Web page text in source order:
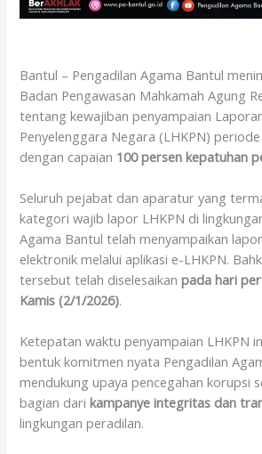
Bantul – Pengadilan Agama Bantul
Badan Pengawasan Mahkamah Agung
tentang kewajiban penyampaian
Penyelenggara Negara (LHKPN)
dengan capaian 100 persen kepatuhan
Seluruh pejabat dan aparatur yang
kategori wajib lapor LHKPN di
Agama Bantul telah menyampaikan
elektronik melalui aplikasi e-LHKPN.
tersebut telah diselesaikanpada hari
Kamis (2/1/2026).
Ketepatan waktu penyampaian LHKPN
bentuk komitmen nyata Pengadilan
mendukung upaya pencegahan korupsi
bagian darikampanye integritas dan
lingkungan peradilan.